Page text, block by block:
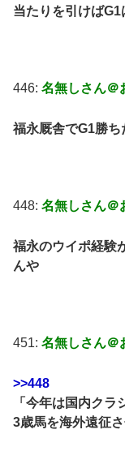
当たりを引けば
446: 名無しさん＠
福永厩舎でG1勝
448: 名無しさん＠
福永のウイポ経験
んや
451: 名無しさん＠
>>448
「今年は国内ク
3歳馬を海外遠征